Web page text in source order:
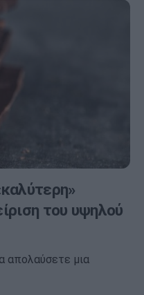
του υψηλού
απολαύσετε μια